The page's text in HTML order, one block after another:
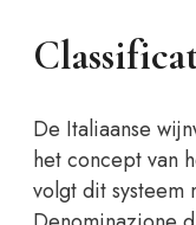
De Italiaanse
het concept van
volgt dit systeem